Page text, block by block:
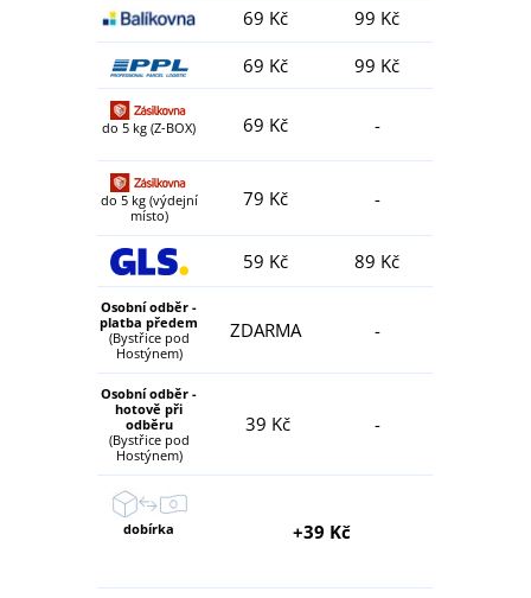
69 Kč
99 Kč
69 Kč
99 Kč
do 5 kg (Z-BOX) 69 Kč -
do 5 kg (výdejní
místo)
79 Kč -
59 Kč 89 Kč
Osobní odběr -
platba předem
(Bystřice pod
Hostýnem)
ZDARMA -
Osobní odběr -
hotově při
odběru
(Bystřice pod
Hostýnem)
39 Kč -
dobírka +39 Kč